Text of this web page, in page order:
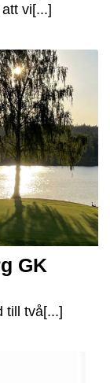
vi[...]
GK
till två[...]